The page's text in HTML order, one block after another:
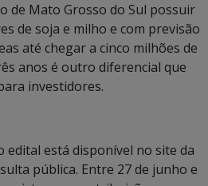
de Mato Grosso do Sul possuir
de soja e milho e com previsão
até chegar a cinco milhões de
anos é outro diferencial que
investidores.
edital está disponível no site da
pública. Entre 27 de junho e